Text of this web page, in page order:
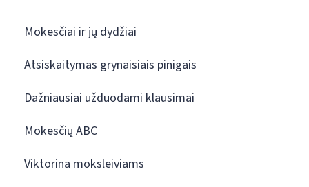
Mokesčiai ir jų dydžiai
Atsiskaitymas grynaisiais pinigais
Dažniausiai užduodami klausimai
Mokesčių ABC
Viktorina moksleiviams